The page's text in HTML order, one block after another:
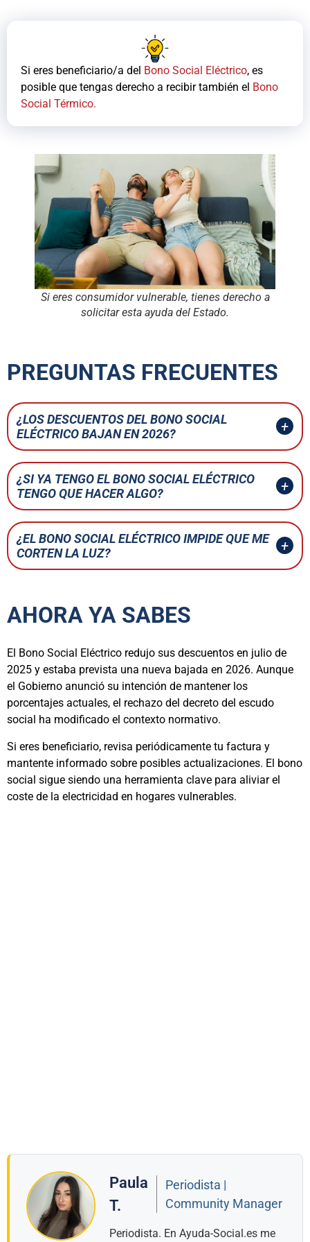
Si eres beneficiario/a del Bono Social Eléctrico, es
posible que tengas derecho a recibir también el Bono
Social Térmico.
Si eres consumidor vulnerable, tienes derecho a
solicitar esta ayuda del Estado.
PREGUNTAS FRECUENTES
¿LOS DESCUENTOS DEL BONO SOCIAL
ELÉCTRICO BAJAN EN 2026?
¿SI YA TENGO EL BONO SOCIAL ELÉCTRICO
TENGO QUE HACER ALGO?
¿EL BONO SOCIAL ELÉCTRICO IMPIDE QUE ME
CORTEN LA LUZ?
AHORA YA SABES
El Bono Social Eléctrico redujo sus descuentos en julio de
2025 y estaba prevista una nueva bajada en 2026. Aunque
el Gobierno anunció su intención de mantener los
porcentajes actuales, el rechazo del decreto del escudo
social ha modificado el contexto normativo.
Si eres beneficiario, revisa periódicamente tu factura y
mantente informado sobre posibles actualizaciones. El bono
social sigue siendo una herramienta clave para aliviar el
coste de la electricidad en hogares vulnerables.
Paula
T.
Periodista |
Community Manager
Periodista. En Ayuda-Social.es me